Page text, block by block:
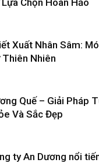
Xuất Nhân Sâm:
Nhiên
Quế – Giải Pháp
Và Sắc Đẹp
ty An Dương nổi